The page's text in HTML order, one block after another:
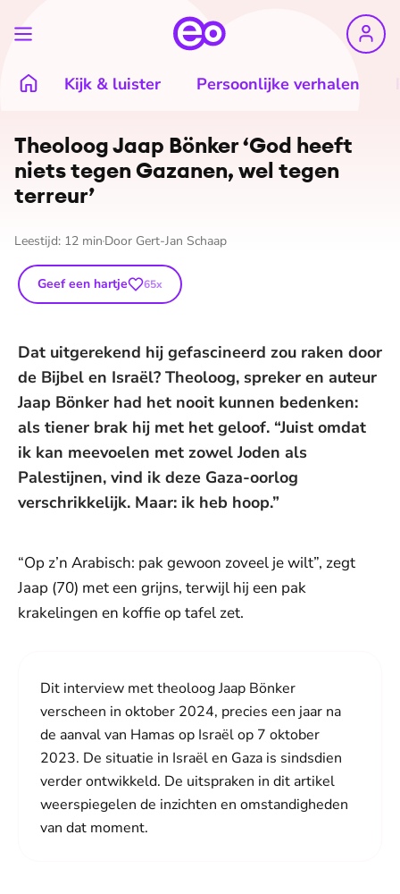
Kijk & luister Persoonlijke verhalen
© Jacqueline de Haas
Theoloog Jaap Bönker ‘God heeft
niets tegen Gazanen, wel tegen
terreur’
Leestijd: 12 min Door Gert-Jan Schaap
Geef een hartje 65x
Dat uitgerekend hij gefascineerd zou raken door
de Bijbel en Israël? Theoloog, spreker en auteur
Jaap Bönker had het nooit kunnen bedenken:
als tiener brak hij met het geloof. “Juist omdat
ik kan meevoelen met zowel Joden als
Palestijnen, vind ik deze Gaza-oorlog
verschrikkelijk. Maar: ik heb hoop.”
“Op z’n Arabisch: pak gewoon zoveel je wilt”, zegt
Jaap (70) met een grijns, terwijl hij een pak
krakelingen en koffie op tafel zet.
Dit interview met theoloog Jaap Bönker
verscheen in oktober 2024, precies een jaar na
de aanval van Hamas op Israël op 7 oktober
2023. De situatie in Israël en Gaza is sindsdien
verder ontwikkeld. De uitspraken in dit artikel
weerspiegelen de inzichten en omstandigheden
van dat moment.